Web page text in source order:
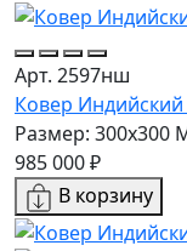
Арт. 2597нш
Ковер
Размер: 300x300
985 000 ₽
В корзину